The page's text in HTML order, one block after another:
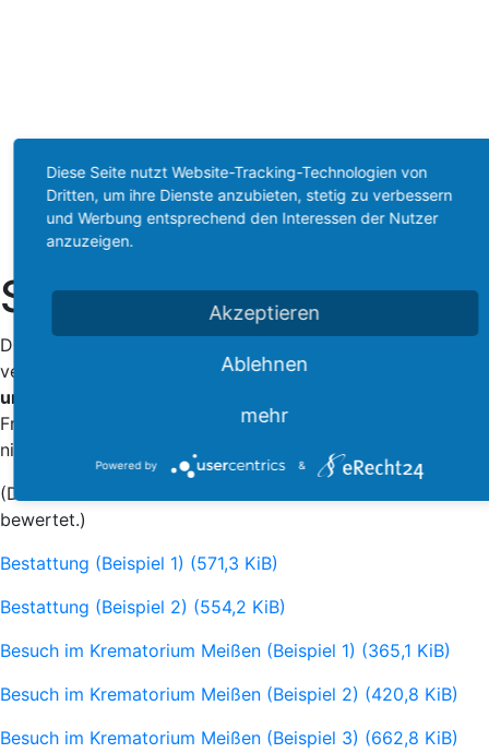
Start
Ethik-/Religionsunterricht
Schülerarbeiten
Schülerarbeiten
Diese Schülerarbeiten wurden seit den 1990-er Jahren
verfasst und sollen nur als Beispiel dienen.
und Meinungen sind gefragt!
Fragen- und Themenstellung zu achten, um das Thema
nicht zu verfehlen.
(Die Arbeiten wurden mit unterschiedlichen Noten
bewertet.)
Bestattung (Beispiel 1) (571,3 KiB)
Bestattung (Beispiel 2) (554,2 KiB)
Besuch im Krematorium Meißen (Beispiel 1) (365,1 KiB)
Besuch im Krematorium Meißen (Beispiel 2) (420,8 KiB)
Besuch im Krematorium Meißen (Beispiel 3) (662,8 KiB)
Diese Seite nutzt Website-Tracking-Technologien von
Dritten, um ihre Dienste anzubieten, stetig zu verbessern
und Werbung entsprechend den Interessen der Nutzer
anzuzeigen.
Akzeptieren
Ablehnen
mehr
Powered by &